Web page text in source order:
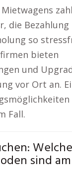
die Bezahlung
so
bieten
und
vor Ort an.
Fall.
Welche
sind